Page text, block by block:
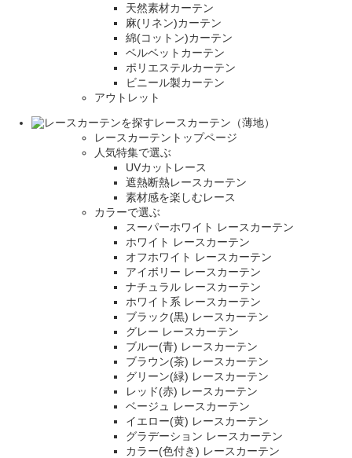
天然素材カーテン
麻(リネン)カーテン
綿(コットン)カーテン
ベルベットカーテン
ポリエステルカーテン
ビニール製カーテン
アウトレット
レースカーテン（薄地）
レースカーテントップページ
人気特集で選ぶ
UVカットレース
遮熱断熱レースカーテン
素材感を楽しむレース
カラーで選ぶ
スーパーホワイト レースカーテン
ホワイト レースカーテン
オフホワイト レースカーテン
アイボリー レースカーテン
ナチュラル レースカーテン
ホワイト系 レースカーテン
ブラック(黒) レースカーテン
グレー レースカーテン
ブルー(青) レースカーテン
ブラウン(茶) レースカーテン
グリーン(緑) レースカーテン
レッド(赤) レースカーテン
ベージュ レースカーテン
イエロー(黄) レースカーテン
グラデーション レースカーテン
カラー(色付き) レースカーテン